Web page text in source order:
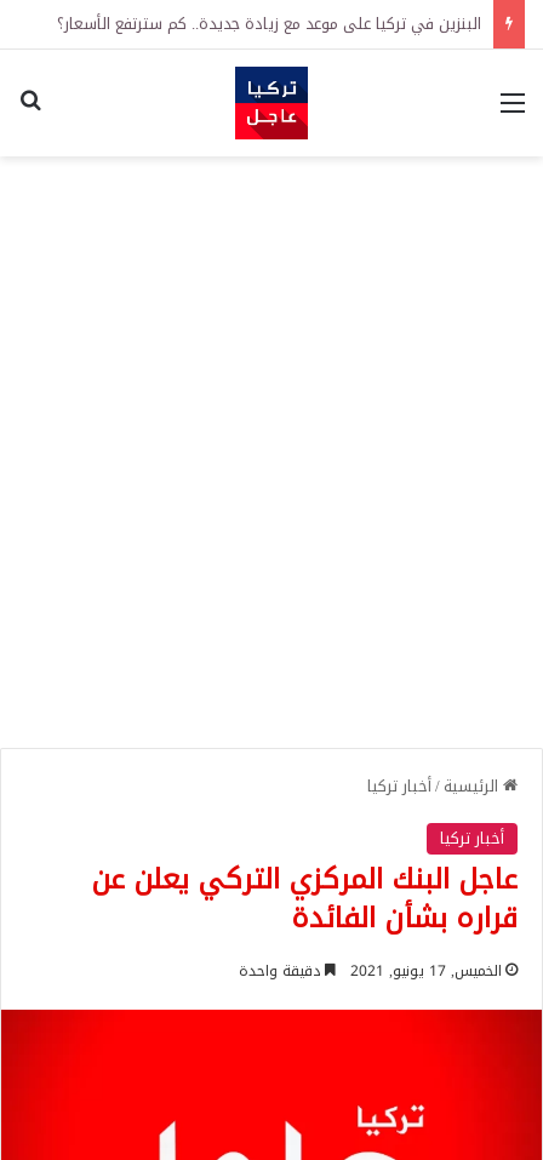
البنزين في تركيا على موعد مع زيادة جديدة.. كم سترتفع الأسعار؟
القائمة
الرئيسية/أخبار تركيا
أخبار تركيا
عاجل البنك المركزي التركي يعلن عن
قراره بشأن الفائدة
الخميس, 17 يونيو, 2021 دقيقة واحدة